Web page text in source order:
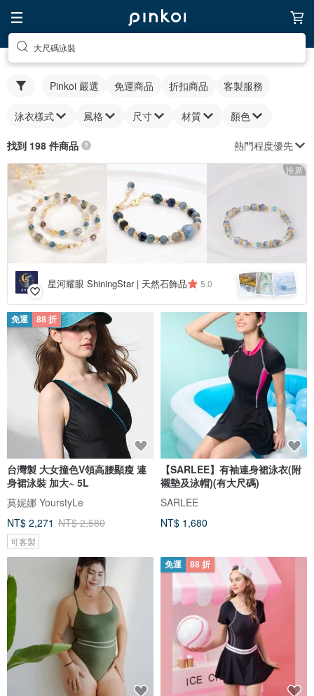
大尺碼泳裝
Pinkoi 嚴選 免運商品 折扣商品 客製服務
泳衣樣式 風格 尺寸 材質 顏色
找到 198 件商品 熱門程度優先
推廣
星河耀眼 ShiningStar | 天然石飾品 5.0
免運 88 折
台灣製 大女撞色V領高腰顯瘦 連
身裙泳裝 加大~ 5L
莫妮娜 YourstyLe
NT$ 2,271 NT$ 2,580
可客製
【SARLEE】有袖連身裙泳衣(附
襯墊及泳帽)(有大尺碼)
SARLEE
NT$ 1,680
免運 88 折